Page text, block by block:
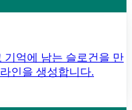
기억에 남는 슬로건을 만
인을 생성합니다.